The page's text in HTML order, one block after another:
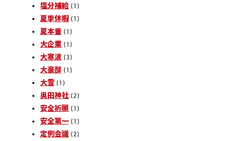
塩分補給 (1)
夏季休暇 (1)
夏本番 (1)
大企業 (1)
大寒波 (3)
大豪邸 (1)
大雪 (1)
奥田神社 (2)
安全祈願 (1)
安全第一 (1)
定例会議 (2)